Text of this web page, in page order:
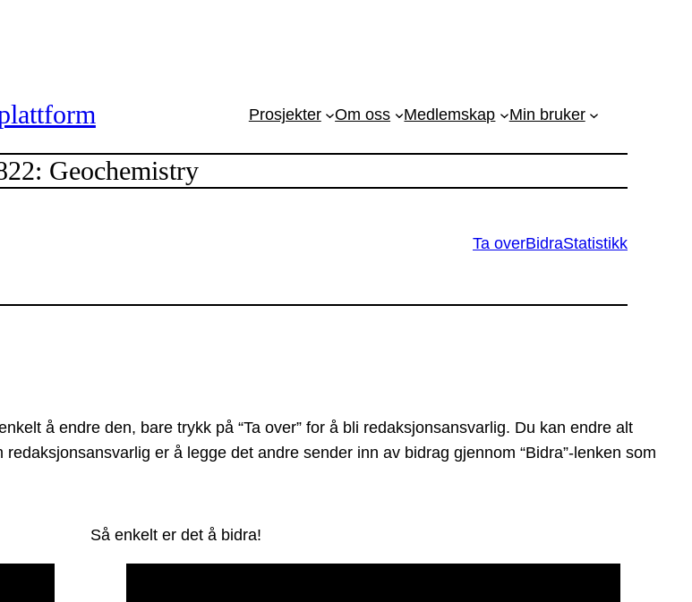
Prosjekter Om oss Medlemskap Min bruker
Geochemistry
Ta overBidraStatistikk
å endre den, bare trykk på “Ta over” for å bli redaksjonsansvarlig. Du kan endre alt
er å legge det andre sender inn av bidrag gjennom “Bidra”-lenken som
Så enkelt er det å bidra!